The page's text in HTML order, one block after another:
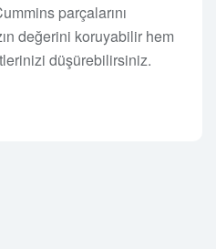
parçalarını
değerini koruyabilir hem
düşürebilirsiniz.